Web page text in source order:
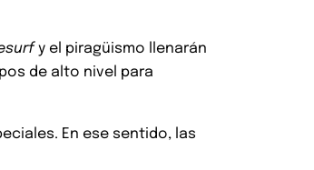
y el piragüismo llenarán
de alto nivel para
En ese sentido, las